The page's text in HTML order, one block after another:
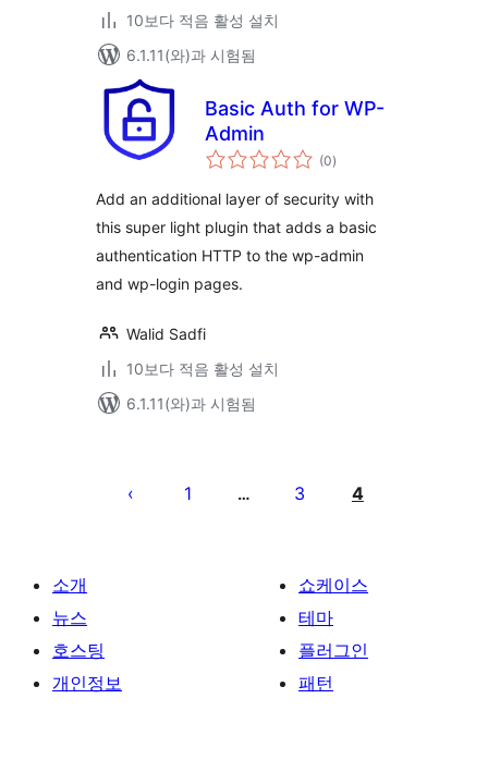
10보다 적음 활성 설치
6.1.11(와)과 시험됨
Basic Auth for WP-
Admin
(0전
체
점
)
Add an additional layer of security with
this super light plugin that adds a basic
authentication HTTP to the wp-admin
and wp-login pages.
Walid Sadfi
10보다 적음 활성 설치
6.1.11(와)과 시험됨
1 … 3 4
소개
뉴스
호스팅
개인정보
쇼케이스
테마
플러그인
패턴